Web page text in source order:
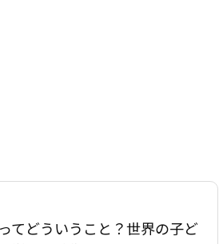
てどういうこと？世界の子ど